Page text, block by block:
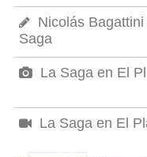
Nicolás
Saga
La Saga en El
La Saga en El